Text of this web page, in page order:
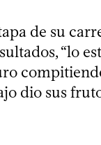
de su
“lo
dio sus